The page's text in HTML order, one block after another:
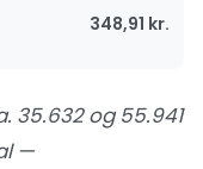
348,91 kr.
35.632 og 55.941
—